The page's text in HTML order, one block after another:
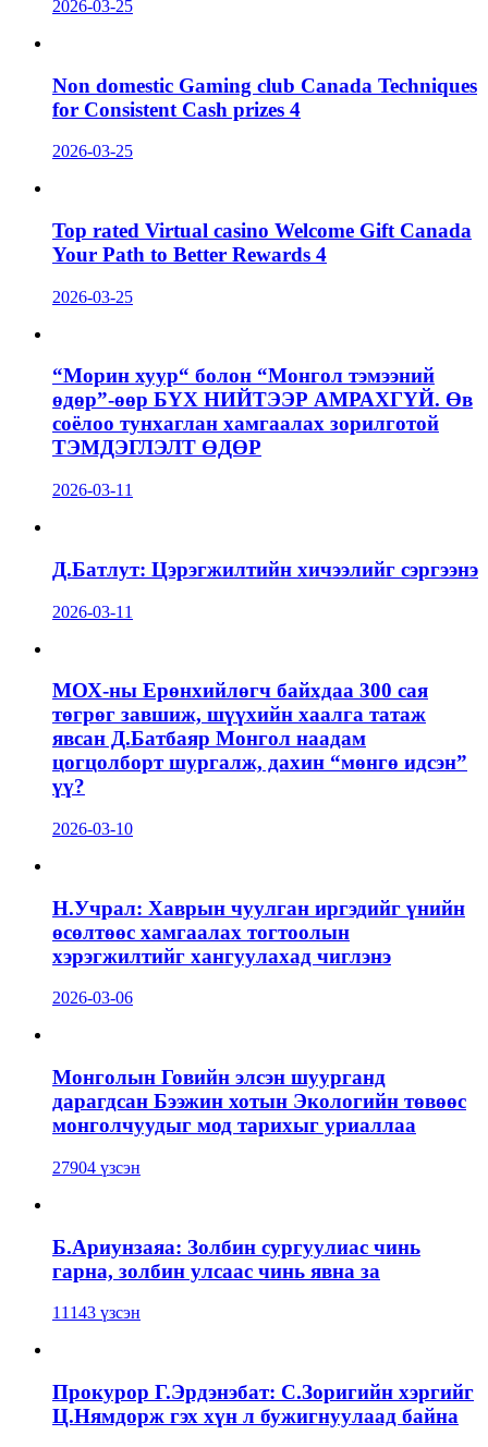
2026-03-25
Non domestic Gaming club Canada Techniques
for Consistent Cash prizes 4
2026-03-25
Top rated Virtual casino Welcome Gift Canada
Your Path to Better Rewards 4
2026-03-25
“Морин хуур“ болон “Монгол тэмээний
өдөр”-өөр БҮХ НИЙТЭЭР АМРАХГҮЙ. Өв
соёлоо тунхаглан хамгаалах зорилготой
ТЭМДЭГЛЭЛТ ӨДӨР
2026-03-11
Д.Батлут: Цэрэгжилтийн хичээлийг сэргээнэ
2026-03-11
МОХ-ны Ерөнхийлөгч байхдаа 300 сая
төгрөг завшиж, шүүхийн хаалга татаж
явсан Д.Батбаяр Монгол наадам
цогцолборт шургалж, дахин “мөнгө идсэн”
үү?
2026-03-10
Н.Учрал: Хаврын чуулган иргэдийг үнийн
өсөлтөөс хамгаалах тогтоолын
хэрэгжилтийг хангуулахад чиглэнэ
2026-03-06
Монголын Говийн элсэн шуурганд
дарагдсан Бээжин хотын Экологийн төвөөс
монголчуудыг мод тарихыг уриаллаа
27904 үзсэн
Б.Ариунзаяа: Золбин сургуулиас чинь
гарна, золбин улсаас чинь явна за
11143 үзсэн
Прокурор Г.Эрдэнэбат: С.Зоригийн хэргийг
Ц.Нямдорж гэх хүн л бужигнуулаад байна